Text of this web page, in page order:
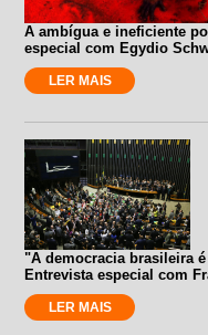
A ambígua e ineficiente
especial com Egydio
LER MAIS
"A democracia brasileira
Entrevista especial com
LER MAIS